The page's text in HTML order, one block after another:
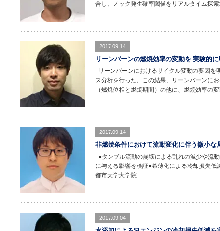
合し、ノック発生確率閾値をリアルタイム探
2017.09.14
リーンバーンの燃焼効率の変動を 実験的
リーンバーンにおけるサイクル変動の要因
ス分析を行った。この結果、リーンバーンに
（燃焼位相と燃焼期間）の他に、燃焼効率の
2017.09.14
非燃焼条件におけて流動変化に伴う微小な
●タンブル流動の崩壊による乱れの減少や流
に与える影響を検証●希薄化による冷却損失
都市大学大学院
2017.09.04